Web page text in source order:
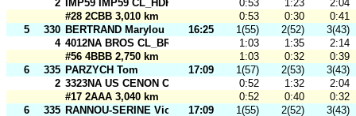
2
IMP59 IMP59 CL_HDF FFSU Profs_Open
0:53 1:23
2:04
#28 2CBB 3,010 km
0:53 0:30
0:41
5
330 BERTRAND Marylou 16:25 1(55) 2(52)
3(43)
4 4012NA BROS CL_BROS 1 1:03 1:35
2:14
#56 4BBB 2,750 km
1:03 0:32
0:39
6
335 PARZYCH Tom 17:09 1(57) 2(53)
3(43)
2 3323NA US CENON CO CL_USCCO - Relais A
0:52 1:32
2:04
#17 2AAA 3,040 km
0:52 0:40
0:32
6
335 RANNOU-SERINE Violette17:09 1(55) 2(52)
3(43)